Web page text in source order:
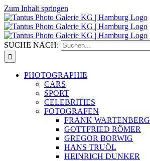
Zum Inhalt springen
SUCHE NACH:
PHOTOGRAPHIE
CARS
SPORT
CELEBRITIES
FOTOGRAFEN
FRANK WARTENBERG
GOTTFRIED RÖMER
GREGOR BORWIG
HANS TRUÖL
HEINRICH DUNKER